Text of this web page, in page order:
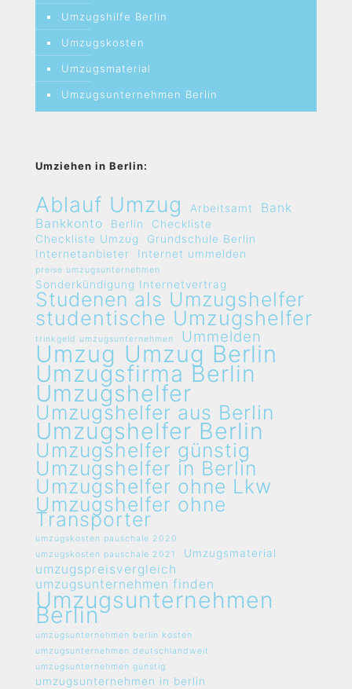
Umzugshilfe Berlin
Umzugskosten
Umzugsmaterial
Umzugsunternehmen Berlin
Umziehen in Berlin:
Ablauf Umzug Arbeitsamt
Bank
Bankkonto
Berlin
Checkliste
Checkliste Umzug
Grundschule Berlin
Internetanbieter
Internet ummelden
preise umzugsunternehmen
Sonderkündigung Internetvertrag
Studenen als Umzugshelfer
studentische Umzugshelfer
trinkgeld umzugsunternehmen Ummelden
Umzug Umzug Berlin
Umzugsfirma Berlin
Umzugshelfer
Umzugshelfer aus Berlin
Umzugshelfer Berlin
Umzugshelfer günstig
Umzugshelfer in Berlin
Umzugshelfer ohne Lkw
Umzugshelfer ohne
Transporter
umzugskosten pauschale 2020
umzugskosten pauschale 2021
Umzugsmaterial
umzugspreisvergleich
umzugsunternehmen finden
Umzugsunternehmen
Berlin
umzugsunternehmen berlin kosten
umzugsunternehmen deutschlandweit
umzugsunternehmen günstig
umzugsunternehmen in berlin